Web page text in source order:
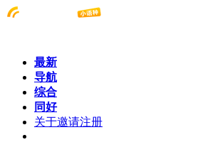
最新
导航
综合
同好
关于邀请注册